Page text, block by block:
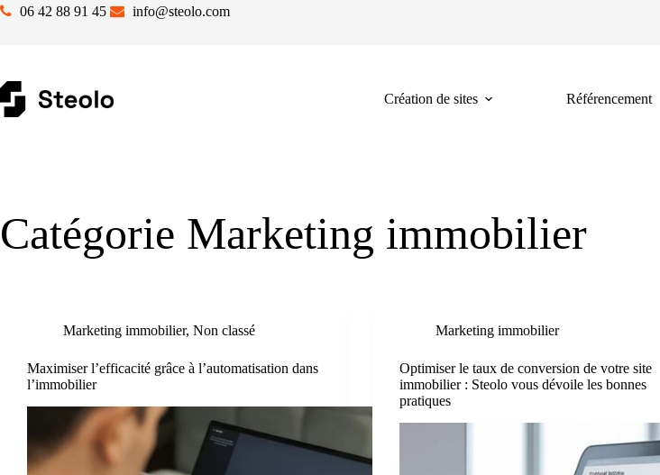
Passer06 42 88 91 45 info@steolo.com
Création de sites Référencement
Catégorie Marketing immobilier
Marketing immobilier, Non classé
Maximiser l’efficacité grâce à l’automatisation dans
l’immobilier
Marketing immobilier
Optimiser le taux de conversion de votre site
immobilier : Steolo vous dévoile les bonnes
pratiques